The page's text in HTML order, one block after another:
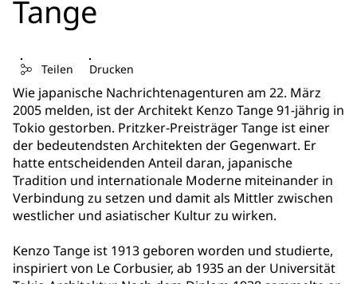
Tange
Teilen Drucken
Wie japanische Nachrichtenagenturen am 22. März
2005 melden, ist der Architekt Kenzo Tange 91-jährig in
Tokio gestorben. Pritzker-Preisträger Tange ist einer
der bedeutendsten Architekten der Gegenwart. Er
hatte entscheidenden Anteil daran, japanische
Tradition und internationale Moderne miteinander in
Verbindung zu setzen und damit als Mittler zwischen
westlicher und asiatischer Kultur zu wirken.
Kenzo Tange ist 1913 geboren worden und studierte,
inspiriert von Le Corbusier, ab 1935 an der Universität